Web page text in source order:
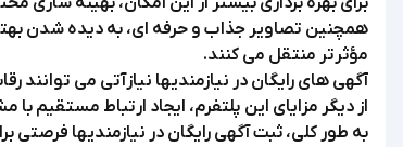
همچنین تصاویر جذاب و حرفه ای، به دیده شدن
مؤثرتر منتقل می کنند.
آگهی های رایگان در نیازمندیها نیازآتی می توانند
از دیگر مزایای این پلتفرم، ایجاد ارتباط مستقیم
به طور کلی، ثبت آگهی رایگان در نیازمندیها